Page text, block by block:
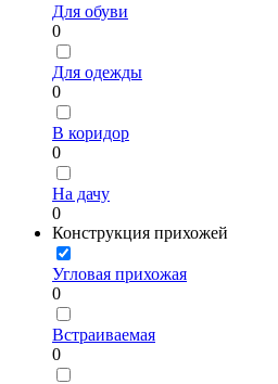
Для обуви
0
Для одежды
0
В коридор
0
На дачу
0
Конструкция прихожей
Угловая прихожая
0
Встраиваемая
0